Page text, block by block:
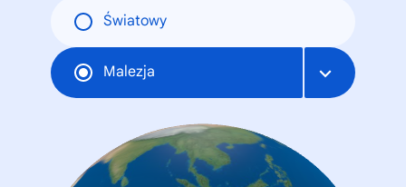
Światowy
Malezja